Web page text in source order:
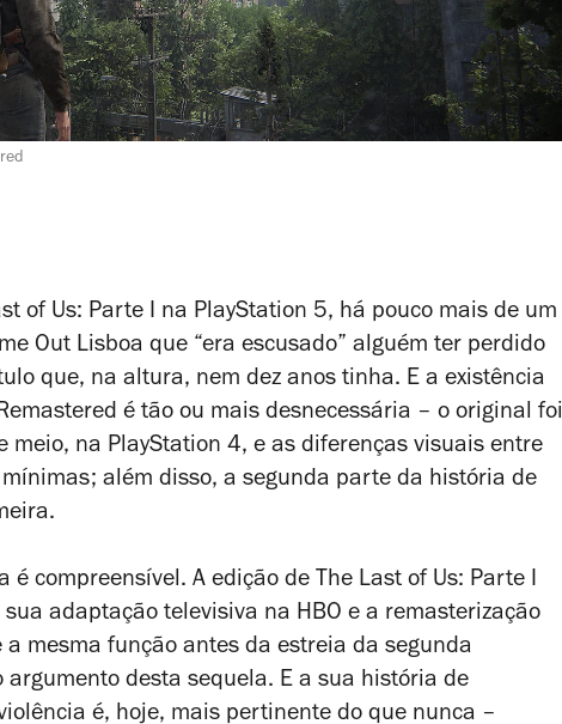
of Us: Parte I na PlayStation 5, há pouco mais de um
Out Lisboa que “era escusado” alguém ter perdido
que, na altura, nem dez anos tinha. E a existência
é tão ou mais desnecessária – o original foi
meio, na PlayStation 4, e as diferenças visuais entre
além disso, a segunda parte da história de
é compreensível. A edição de The Last of Us: Parte I
adaptação televisiva na HBO e a remasterização
mesma função antes da estreia da segunda
desta sequela. E a sua história de
é, hoje, mais pertinente do que nunca –